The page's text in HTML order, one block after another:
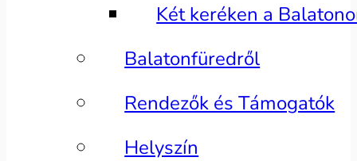
Két keréken a
Balatonfüredről
Rendezők és Támogatók
Helyszín